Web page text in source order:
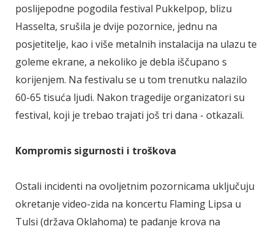
poslijepodne pogodila festival Pukkelpop, blizu
Hasselta, srušila je dvije pozornice, jednu na
posjetitelje, kao i više metalnih instalacija na ulazu te
goleme ekrane, a nekoliko je debla iščupano s
korijenjem. Na festivalu se u tom trenutku nalazilo
60-65 tisuća ljudi. Nakon tragedije organizatori su
festival, koji je trebao trajati još tri dana - otkazali.
Kompromis sigurnosti i troškova
Ostali incidenti na ovoljetnim pozornicama uključuju
okretanje video-zida na koncertu Flaming Lipsa u
Tulsi (država Oklahoma) te padanje krova na